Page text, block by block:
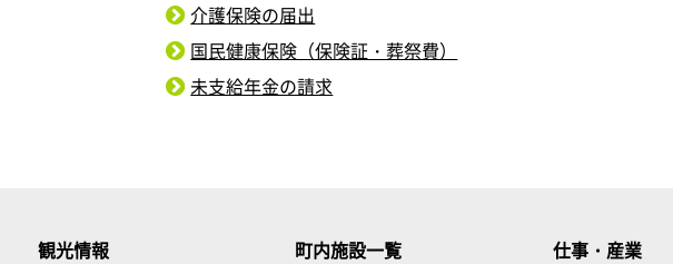
介護保険の届出
国民健康保険（保険証・葬祭費）
未支給年金の請求
観光情報 町内施設一覧 仕事・産業